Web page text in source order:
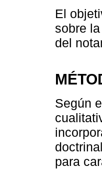
El
sobre
del
Según
para